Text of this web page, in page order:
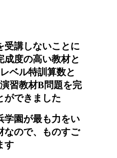
受講しないことに
成度の高い教材と
ベル特訓算数と
習教材B問題を完
ができました
学園が最も力をい
なので、ものすご
す